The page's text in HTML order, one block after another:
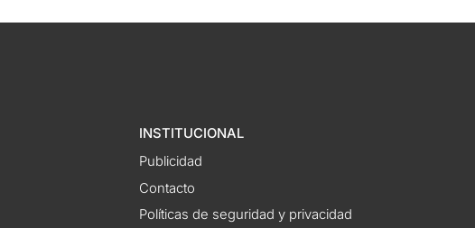
INSTITUCIONAL
Publicidad
Contacto
Políticas de seguridad y privacidad